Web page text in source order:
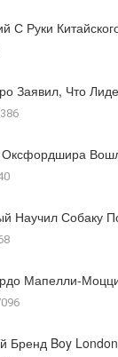
С Руки
Заявил, Что
Оксфордшира
Научил Собаку
Мапелли-
Бренд Boy